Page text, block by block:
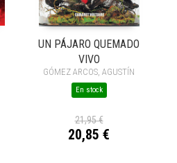
UN PÁJARO QUEMADO
VIVO
GÓMEZ ARCOS, AGUSTÍN
En stock
21,95 €
20,85 €